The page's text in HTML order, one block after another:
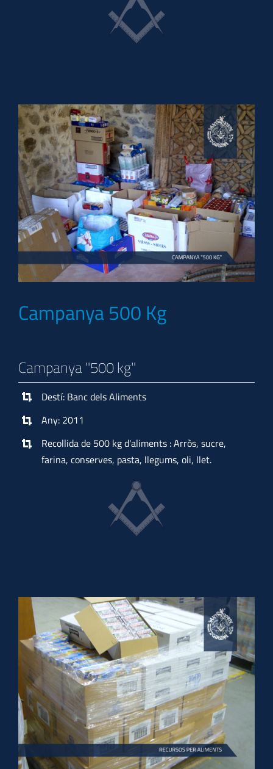
Campanya 500 Kg
Campanya "500 kg"
Destí: Banc dels Aliments
Any: 2011
Recollida de 500 kg d'aliments : Arròs, sucre,
farina, conserves, pasta, llegums, oli, llet.